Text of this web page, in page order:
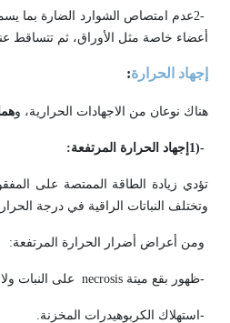
2-عدم امتصاص الشوارد الضارة بما
أعضاء خاصة مثل الأوراق، ثم تتساقط
إجهاد الحرارة:
هناك نوعان من الاجهادات الحرارية، و
1)- إجهاد الحرارة المرتفعة:
تؤدي زيادة الطاقة الممتصة على
وتختلف النباتات الراقية في درجة
ومن أعراض أضرار الحرارة المرتفعة:
-ظهور بقع ميتة necrosis على النبات
- استهلاك الكربوهيدرات المخزنة.